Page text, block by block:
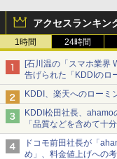
アクセスランキン
1時間 24時間
[石川温の「スマホ業界
告げられた「KDDIのロ
マップの落とし穴と楽
KDDI、楽天へのローミ
KDDI松田社長、ahamo
「品質などを含めて十
ドコモ前田社長が「
め」、料金値上げへの